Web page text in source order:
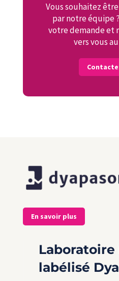
Vous souhaitez
par notre équipe
votre demande et
vers vous
En savoir plus
labélisé